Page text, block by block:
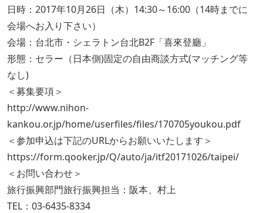
日時：2017年10月26日（木）14:30～16:00（14時までに
会場へお入り下さい）
会場：台北市・シェラトン台北B2F「喜來登廳」
形態：セラー（日本側)固定の自由商談方式(マッチング等
なし)
＜募集要項＞
http://www.nihon-
kankou.or.jp/home/userfiles/files/170705youkou.pdf
＜参加申込は下記のURLからお願いいたします＞
https://form.qooker.jp/Q/auto/ja/itf20171026/taipei/
＜お問い合わせ＞
旅行振興部門旅行振興担当：阪本、村上
TEL：03-6435-8334